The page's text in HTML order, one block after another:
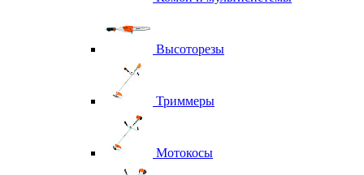
Высоторезы
Триммеры
Мотокосы